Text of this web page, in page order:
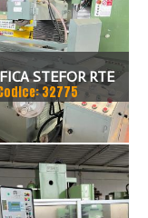
STEFOR RTE
600
32775